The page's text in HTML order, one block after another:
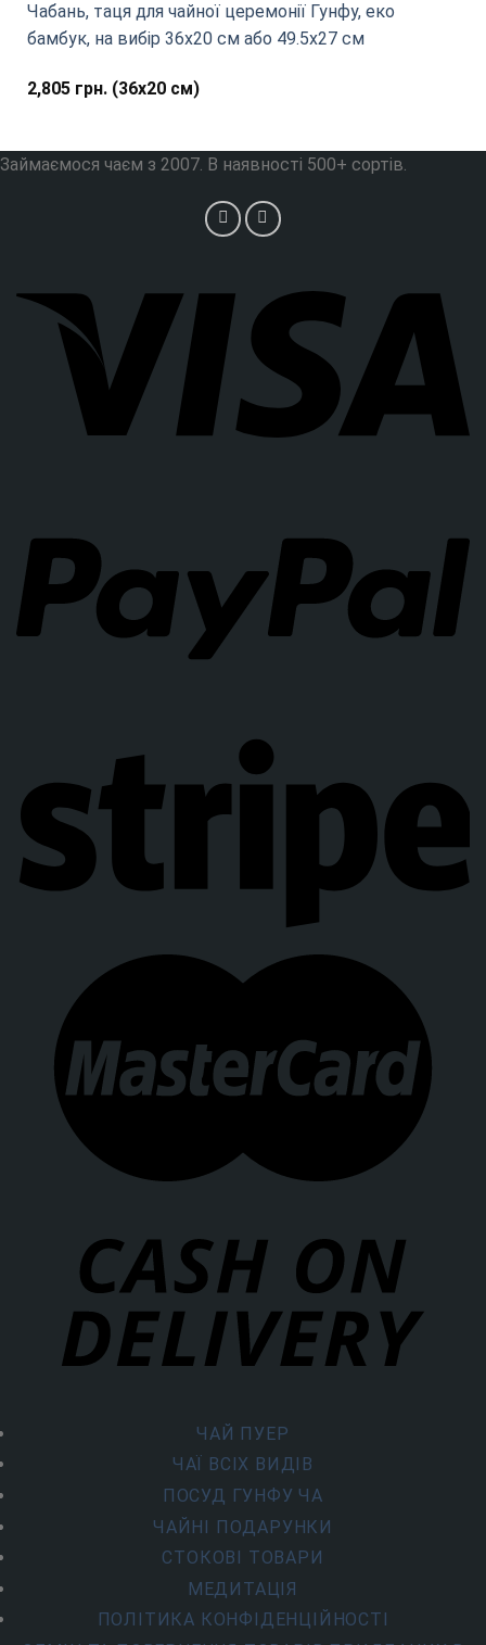
Чабань, таця для чайної церемонії Гунфу, еко
бамбук, на вибір 36х20 см або 49.5х27 см
2,805грн.(36х20 см)
Займаємося чаєм з 2007. В наявності 500+ сортів.
ЧАЙ ПУЕР
ЧАЇ ВСІХ ВИДІВ
ПОСУД ГУНФУ ЧА
ЧАЙНІ ПОДАРУНКИ
СТОКОВІ ТОВАРИ
МЕДИТАЦІЯ
ПОЛІТИКА КОНФІДЕНЦІЙНОСТІ